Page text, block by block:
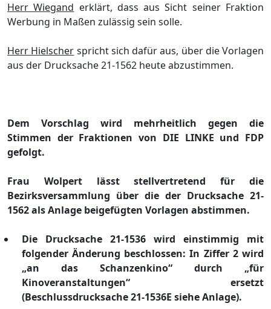
Herr Wiegand erklärt, dass aus Sicht seiner Fraktion
Werbung in Maßen zulässig sein solle.
Herr Hielscher spricht sich dafür aus, über die Vorlagen
aus der Drucksache 21-1562 heute abzustimmen.
Dem Vorschlag wird mehrheitlich gegen die
Stimmen der Fraktionen von DIE LINKE und FDP
gefolgt.
Frau Wolpert läsststellvertretend für die
Bezirksversammlung über die der Drucksache 21-
1562 als Anlage beigefügten Vorlagen abstimmen.
Die Drucksache 21-1536 wird einstimmig mit
folgender Änderung beschlossen: In Ziffer 2wird
„an das Schanzenkino“ durch „für
Kinoveranstaltungen“ersetzt
(Beschlussdrucksache 21-1536E siehe Anlage).